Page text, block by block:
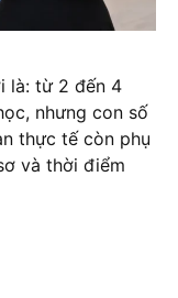
là: từ 2 đến 4
nhưng con số
thực tế còn phụ
và thời điểm